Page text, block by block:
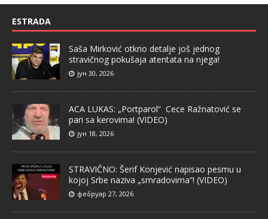
ESTRADA
Saša Mirković otkrio detalje još jednog
stravičnog pokušaja atentata na njega!
јун 30, 2026
ACA LUKAS: „Portparol“ Cece Ražnatović se
pari sa kerovima! (VIDEO)
јун 18, 2026
STRAVIČNO: Šerif Konjević napisao pesmu u
kojoj Srbe naziva „smradovima“! (VIDEO)
фебруар 27, 2026